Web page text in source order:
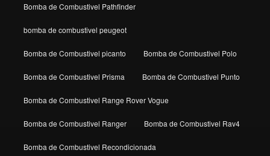
Bomba de Combustivel Pathfinder
bomba de combustivel peugeot
Bomba de Combustivel picanto Bomba de Combustivel Polo
Bomba de Combustivel Prisma Bomba de Combustivel Punto
Bomba de Combustivel Range Rover Vogue
Bomba de Combustivel Ranger Bomba de Combustivel Rav4
Bomba de Combustivel Recondicionada